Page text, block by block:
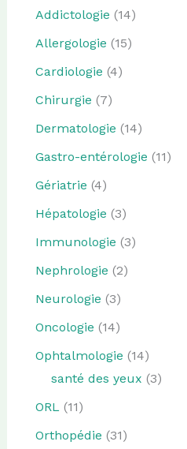
Addictologie (14)
Allergologie (15)
Cardiologie (4)
Chirurgie (7)
Dermatologie (14)
Gastro-entérologie (11)
Gériatrie (4)
Hépatologie (3)
Immunologie (3)
Nephrologie (2)
Neurologie (3)
Oncologie (14)
Ophtalmologie (14)
santé des yeux (3)
ORL (11)
Orthopédie (31)